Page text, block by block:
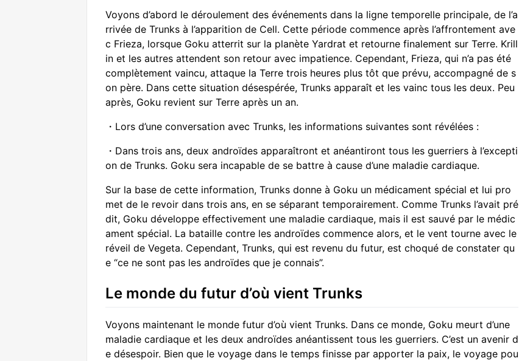
Voyons d’abord le déroulement des événements dans la ligne temporelle principale, de l’a
rrivée de Trunks à l’apparition de Cell. Cette période commence après l’affrontement ave
c Frieza, lorsque Goku atterrit sur la planète Yardrat et retourne finalement sur Terre. Krill
in et les autres attendent son retour avec impatience. Cependant, Frieza, qui n’a pas été
complètement vaincu, attaque la Terre trois heures plus tôt que prévu, accompagné de s
on père. Dans cette situation désespérée, Trunks apparaît et les vainc tous les deux. Peu
après, Goku revient sur Terre après un an.
・Lors d’une conversation avec Trunks, les informations suivantes sont révélées :
・Dans trois ans, deux androïdes apparaîtront et anéantiront tous les guerriers à l’excepti
on de Trunks. Goku sera incapable de se battre à cause d’une maladie cardiaque.
Sur la base de cette information, Trunks donne à Goku un médicament spécial et lui pro
met de le revoir dans trois ans, en se séparant temporairement. Comme Trunks l’avait pré
dit, Goku développe effectivement une maladie cardiaque, mais il est sauvé par le médic
ament spécial. La bataille contre les androïdes commence alors, et le vent tourne avec le
réveil de Vegeta. Cependant, Trunks, qui est revenu du futur, est choqué de constater qu
e “ce ne sont pas les androïdes que je connais”.
Le monde du futur d’où vient Trunks
Voyons maintenant le monde futur d’où vient Trunks. Dans ce monde, Goku meurt d’une
maladie cardiaque et les deux androïdes anéantissent tous les guerriers. C’est un avenir d
e désespoir. Bien que le voyage dans le temps finisse par apporter la paix, le voyage pou